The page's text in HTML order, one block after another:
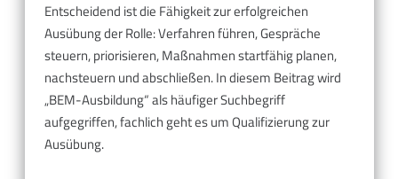
Entscheidend ist die Fähigkeit zur erfolgreichen
Ausübung der Rolle: Verfahren führen, Gespräche
steuern, priorisieren, Maßnahmen startfähig planen,
nachsteuern und abschließen. In diesem Beitrag wird
„BEM-Ausbildung“ als häufiger Suchbegriff
aufgegriffen, fachlich geht es um Qualifizierung zur
Ausübung.